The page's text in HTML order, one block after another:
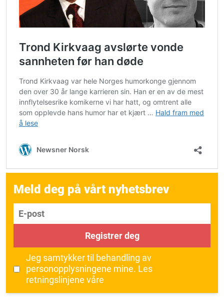
Meld deg på vårt nyhetsbrev
E-post
Registrer deg
Jeg samtykker til behandling av
personopplysningene mine. Les
retningslinjene våre